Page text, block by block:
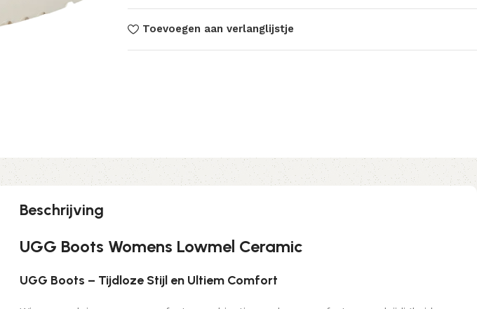
Toevoegen aan verlanglijstje
Beschrijving
UGG Boots Womens Lowmel Ceramic
UGG Boots – Tijdloze Stijl en Ultiem Comfort